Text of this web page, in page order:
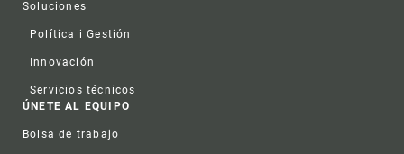
Soluciones
Política i Gestión
Innovación
Servicios técnicos
ÚNETE AL EQUIPO
Bolsa de trabajo